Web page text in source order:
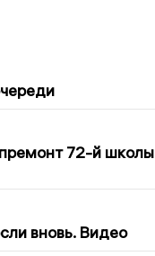
72-й школы
вновь. Видео